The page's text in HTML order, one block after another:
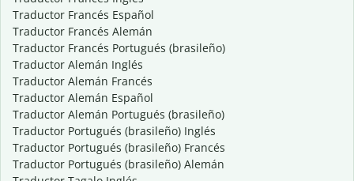
Traductor Francés Español
Traductor Francés Alemán
Traductor Francés Portugués (brasileño)
Traductor Alemán Inglés
Traductor Alemán Francés
Traductor Alemán Español
Traductor Alemán Portugués (brasileño)
Traductor Portugués (brasileño) Inglés
Traductor Portugués (brasileño) Francés
Traductor Portugués (brasileño) Alemán